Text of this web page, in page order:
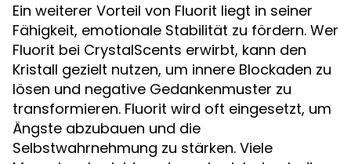
Ein weiterer Vorteil von Fluorit liegt in seiner
Fähigkeit, emotionale Stabilität zu fördern. Wer
Fluorit bei CrystalScents erwirbt, kann den
Kristall gezielt nutzen, um innere Blockaden zu
lösen und negative Gedankenmuster zu
transformieren. Fluorit wird oft eingesetzt, um
Ängste abzubauen und die
Selbstwahrnehmung zu stärken. Viele